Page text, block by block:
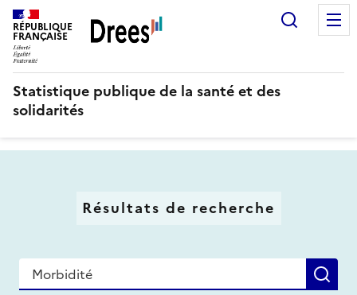
Aller
au
contenu
principal
RÉPUBLIQUE
FRANÇAISE
Statistique publique de la santé et des
solidarités
Résultats de recherche
Recherche